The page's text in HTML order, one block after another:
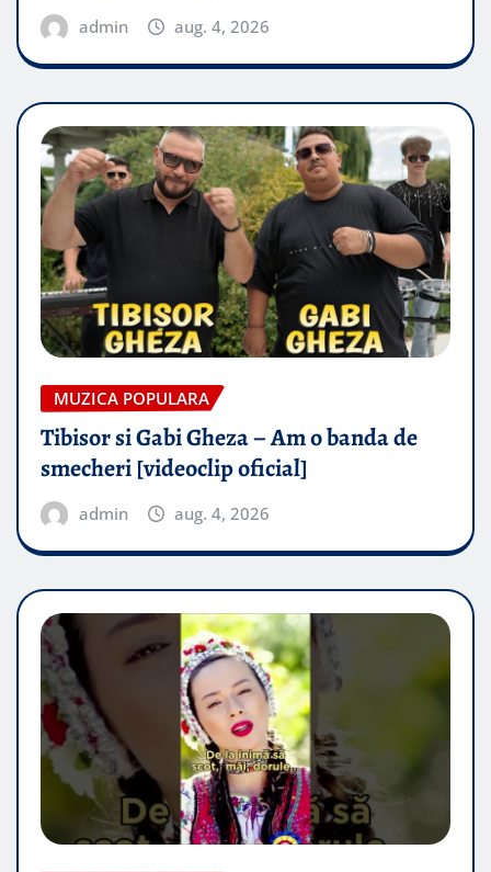
admin aug. 4, 2026
MUZICA POPULARA
Tibisor si Gabi Gheza – Am o banda de
smecheri [videoclip oficial]
admin aug. 4, 2026